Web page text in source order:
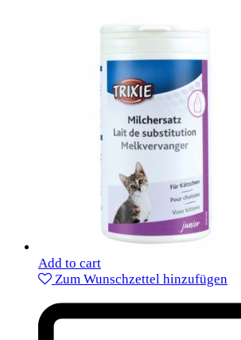
Add to cart
Zum Wunschzettel hinzufügen